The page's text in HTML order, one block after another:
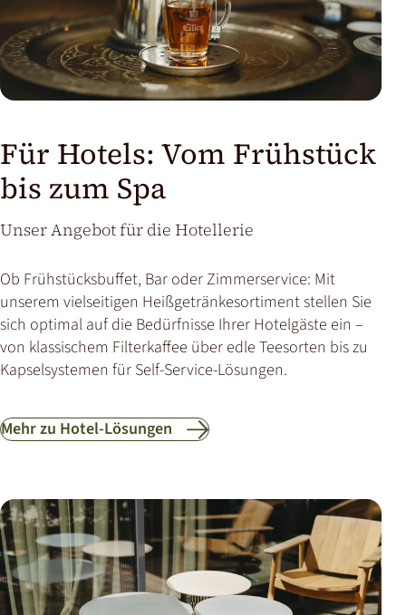
Für Hotels: Vom Frühstück
bis zum Spa
Unser Angebot für die Hotellerie
Ob Frühstücksbuffet, Bar oder Zimmerservice: Mit
unserem vielseitigen Heißgetränkesortiment stellen Sie
sich optimal auf die Bedürfnisse Ihrer Hotelgäste ein –
von klassischem Filterkaffee über edle Teesorten bis zu
Kapselsystemen für Self-Service-Lösungen.
Mehr zu Hotel-Lösungen